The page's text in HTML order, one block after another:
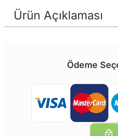
Ürün Açıklaması
Ödeme